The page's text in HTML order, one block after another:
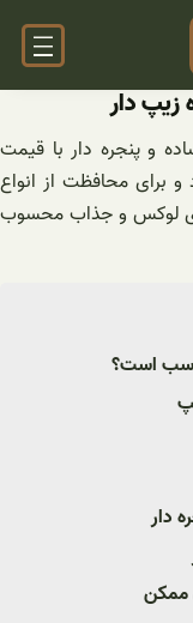
زیپ دار
و پنجره دار با قیمت
محافظت از انواع
لوکس و جذاب محسوب
است؟
دار
ممکن